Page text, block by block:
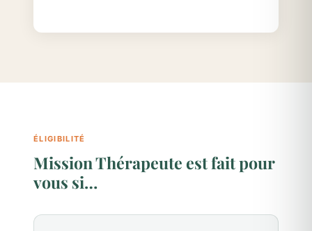
ÉLIGIBILITÉ
Mission Thérapeute est fait pour
vous si…